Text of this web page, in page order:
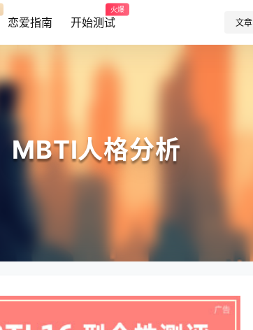
恋爱指南 开始测试
火爆
文章
MBTI人格分析